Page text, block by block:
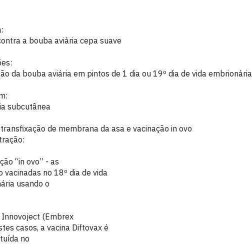
a bouba aviária cepa suave
da bouba aviária em pintos de 1 dia ou 19º dia de vida embrionária
subcutânea
de membrana da asa e vacinação in ovo
“in ovo” - as
vacinadas no 18º dia de vida
usando o
(Embrex
casos, a vacina Diftovax é
no